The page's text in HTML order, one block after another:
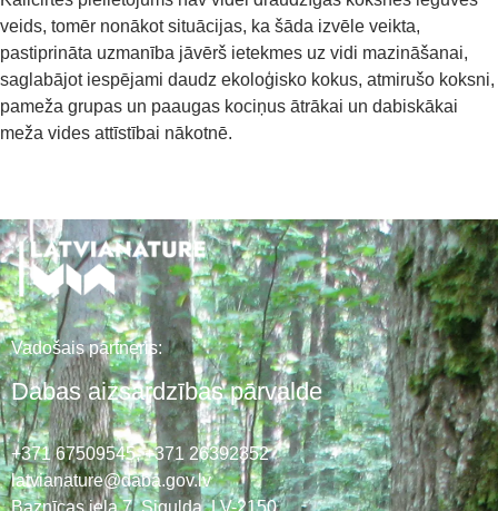
veids, tomēr nonākot situācijas, ka šāda izvēle veikta,
pastiprināta uzmanība jāvērš ietekmes uz vidi mazināšanai,
saglabājot iespējami daudz ekoloģisko kokus, atmirušo koksni,
pameža grupas un paaugas kociņus ātrākai un dabiskākai
meža vides attīstībai nākotnē.
Vadošais partneris:
Dabas aizsardzības pārvalde
+371 67509545,+371 26392352
latvianature@daba.gov.lv